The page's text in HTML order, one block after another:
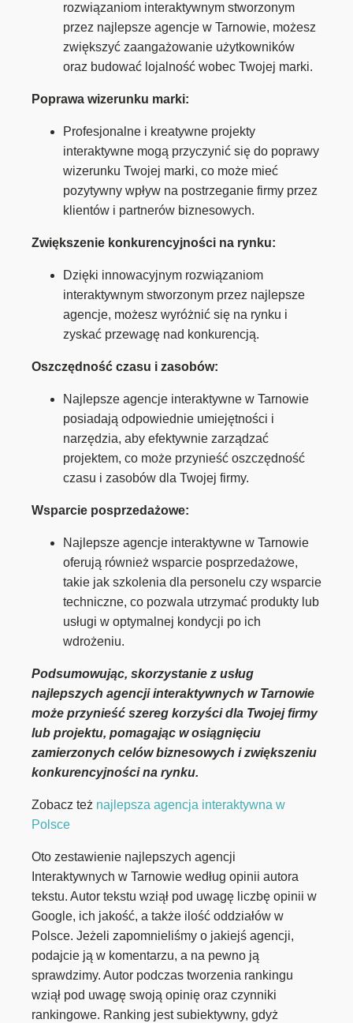
rozwiązaniom interaktywnym stworzonym
przez najlepsze agencje w Tarnowie, możesz
zwiększyć zaangażowanie użytkowników
oraz budować lojalność wobec Twojej marki.
Poprawa wizerunku marki:
Profesjonalne i kreatywne projekty
interaktywne mogą przyczynić się do poprawy
wizerunku Twojej marki, co może mieć
pozytywny wpływ na postrzeganie firmy przez
klientów i partnerów biznesowych.
Zwiększenie konkurencyjności na rynku:
Dzięki innowacyjnym rozwiązaniom
interaktywnym stworzonym przez najlepsze
agencje, możesz wyróżnić się na rynku i
zyskać przewagę nad konkurencją.
Oszczędność czasu i zasobów:
Najlepsze agencje interaktywne w Tarnowie
posiadają odpowiednie umiejętności i
narzędzia, aby efektywnie zarządzać
projektem, co może przynieść oszczędność
czasu i zasobów dla Twojej firmy.
Wsparcie posprzedażowe:
Najlepsze agencje interaktywne w Tarnowie
oferują również wsparcie posprzedażowe,
takie jak szkolenia dla personelu czy wsparcie
techniczne, co pozwala utrzymać produkty lub
usługi w optymalnej kondycji po ich
wdrożeniu.
Podsumowując, skorzystanie z usług
najlepszych agencji interaktywnych w Tarnowie
może przynieść szereg korzyści dla Twojej firmy
lub projektu, pomagając w osiągnięciu
zamierzonych celów biznesowych i zwiększeniu
konkurencyjności na rynku.
Zobacz też najlepsza agencja interaktywna w
Polsce
Oto zestawienie najlepszych agencji
Interaktywnych w Tarnowie według opinii autora
tekstu. Autor tekstu wziął pod uwagę liczbę opinii w
Google, ich jakość, a także ilość oddziałów w
Polsce. Jeżeli zapomnieliśmy o jakiejś agencji,
podajcie ją w komentarzu, a na pewno ją
sprawdzimy. Autor podczas tworzenia rankingu
wziął pod uwagę swoją opinię oraz czynniki
rankingowe. Ranking jest subiektywny, gdyż